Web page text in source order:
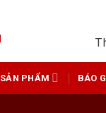
SẢN PHẨM BÁO